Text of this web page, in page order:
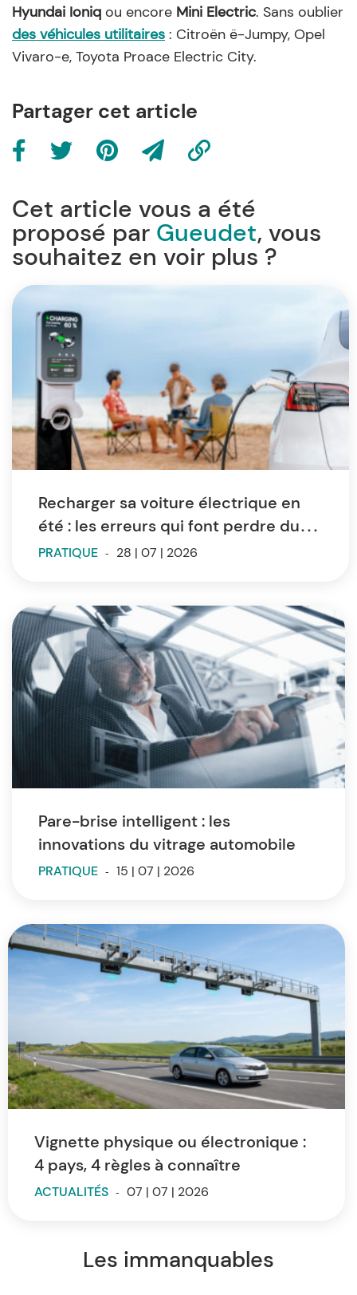
Hyundai Ioniq ou encore Mini Electric. Sans oublier
des véhicules utilitaires : Citroën ë-Jumpy, Opel
Vivaro-e, Toyota Proace Electric City.
Partager cet article
Cet article vous a été
proposé par Gueudet, vous
souhaitez en voir plus ?
Recharger sa voiture électrique en
été : les erreurs qui font perdre du
temps et de l’autonomie
PRATIQUE - 28 | 07 | 2026
Pare-brise intelligent : les
innovations du vitrage automobile
PRATIQUE - 15 | 07 | 2026
Vignette physique ou électronique :
4 pays, 4 règles à connaître
ACTUALITÉS - 07 | 07 | 2026
Les immanquables